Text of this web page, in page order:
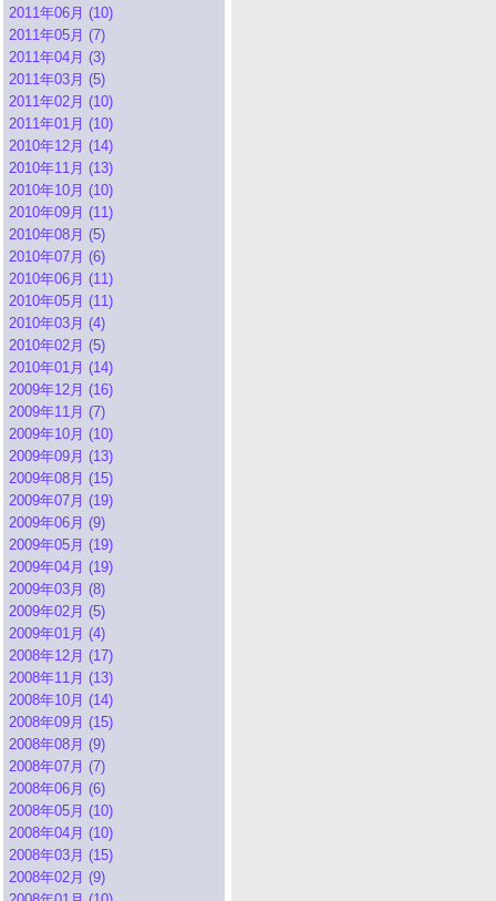
2011年06月 (10)
2011年05月 (7)
2011年04月 (3)
2011年03月 (5)
2011年02月 (10)
2011年01月 (10)
2010年12月 (14)
2010年11月 (13)
2010年10月 (10)
2010年09月 (11)
2010年08月 (5)
2010年07月 (6)
2010年06月 (11)
2010年05月 (11)
2010年03月 (4)
2010年02月 (5)
2010年01月 (14)
2009年12月 (16)
2009年11月 (7)
2009年10月 (10)
2009年09月 (13)
2009年08月 (15)
2009年07月 (19)
2009年06月 (9)
2009年05月 (19)
2009年04月 (19)
2009年03月 (8)
2009年02月 (5)
2009年01月 (4)
2008年12月 (17)
2008年11月 (13)
2008年10月 (14)
2008年09月 (15)
2008年08月 (9)
2008年07月 (7)
2008年06月 (6)
2008年05月 (10)
2008年04月 (10)
2008年03月 (15)
2008年02月 (9)